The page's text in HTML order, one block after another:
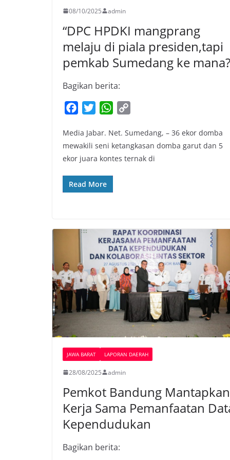
08/10/2025 admin
“DPC HPDKI mangprang
melaju di piala presiden,tapi
pemkab Sumedang ke
Bagikan berita:
c
e
b
o
o
i
t
t
e
r
W
a
t
s
p
y
L
Media Jabar. Net. Sumedang, – 36 ekor domba
mewakili seni ketangkasan domba garut dan 5
ekor juara kontes ternak di
Read More
JAWA BARAT LAPORAN DAERAH
28/08/2025 admin
Pemkot Bandung Mantapkan
Kerja Sama Pemanfaatan
Kependudukan
Bagikan berita: